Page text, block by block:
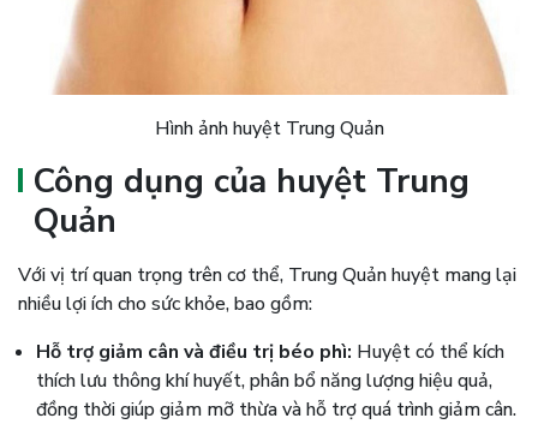
Hình ảnh huyệt Trung Quản
Công dụng của huyệt Trung
Quản
Với vị trí quan trọng trên cơ thể, Trung Quản huyệt mang lại
nhiều lợi ích cho sức khỏe, bao gồm:
Hỗ trợ giảm cân và điều trị béo phì: Huyệt có thể kích
thích lưu thông khí huyết, phân bổ năng lượng hiệu quả,
đồng thời giúp giảm mỡ thừa và hỗ trợ quá trình giảm cân.